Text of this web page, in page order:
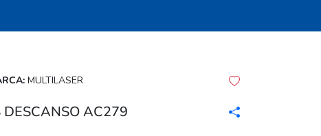
MULTILASER
DESCANSO AC279